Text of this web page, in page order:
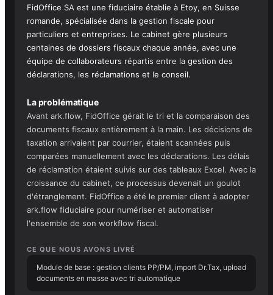
FidOffice SA est une fiduciaire établie à Etoy, en Suisse
romande, spécialisée dans la gestion fiscale pour
particuliers et entreprises. Le cabinet gère plusieurs
centaines de dossiers fiscaux chaque année, avec une
équipe de collaborateurs répartis entre la gestion des
déclarations, les réclamations et le conseil.
La problématique
Avant ark.flow, FidOffice gérait le tri et la comparaison des
documents fiscaux entièrement à la main. Les décisions de
taxation arrivaient par courrier, étaient scannées puis
comparées manuellement avec les déclarations. Les délais
de réclamation étaient suivis sur des tableaux Excel. Avec la
croissance du cabinet, ce processus devenait un goulot
d'étranglement. FidOffice a été le premier client à adopter
ark.flow fiduciaire pour numériser et automatiser
l'ensemble de son workflow fiscal.
CE QUE NOUS AVONS LIVRÉ
Module de base : gestion clients PP/PM, import Dr.Tax, upload
documents en masse avec tri automatique